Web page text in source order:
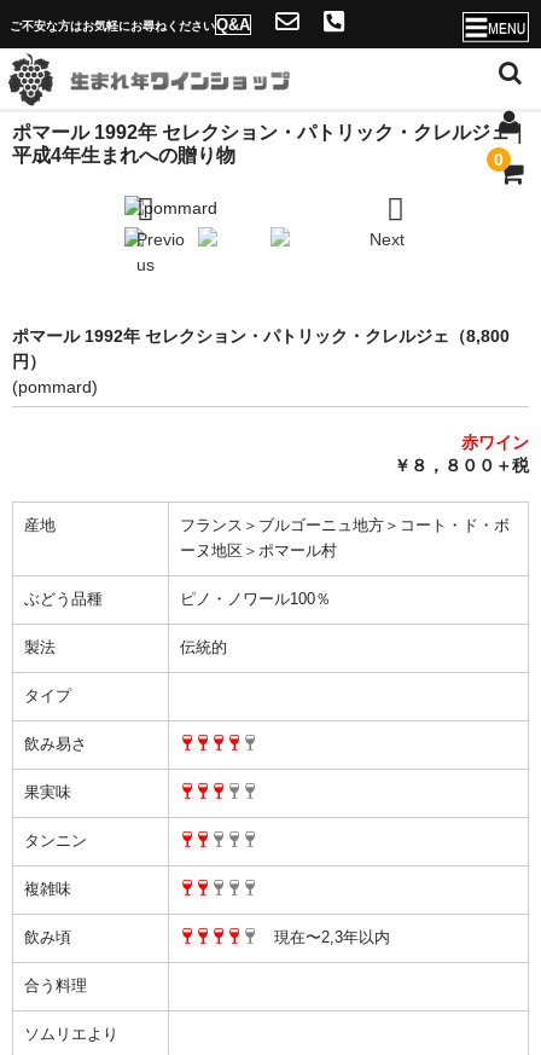
ご不安な方はお気軽にお尋ねくださいQ&A
0
ホーム
店舗概要・送料
ソムリエ紹介と生まれ年ワインショップの魅力
Q&A
当店独自のサービス！
問合せフォーム
完売ワインのお問合せフォーム
自動メール不通の連絡
写真添付フォーム
ポマール 1992年 セレクション・パトリック・クレルジェ｜
平成4年生まれへの贈り物
Previo
us
Next
ポマール 1992年 セレクション・パトリック・クレルジェ（8,800
円）
(pommard)
赤ワイン
￥８，８００＋税
産地
フランス＞ブルゴーニュ地方＞コート・ド・ボ
ーヌ地区＞ポマール村
ぶどう品種 ピノ・ノワール100％
製法 伝統的
タイプ
飲み易さ
果実味
タンニン
複雑味
飲み頃 現在〜2,3年以内
合う料理
ソムリエより